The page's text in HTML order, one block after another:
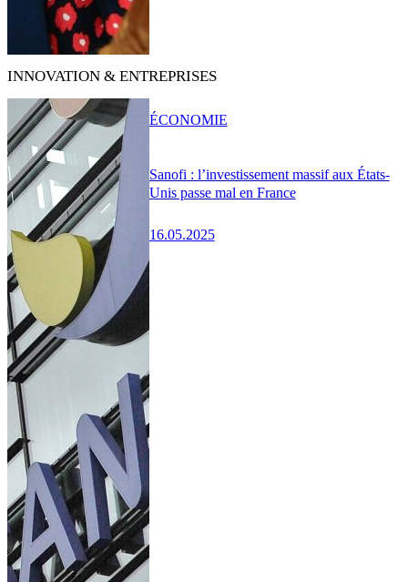
INNOVATION & ENTREPRISES
Sanofi : l’investissement massif aux États-
Unis passe mal en France
16.05.2025
ÉCONOMIE